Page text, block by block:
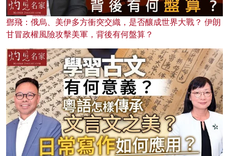
鄧飛：俄烏、美伊多方衝突交織，是否釀成世界大戰？ 伊朗
甘冒政權風險攻擊美軍，背後有何盤算？